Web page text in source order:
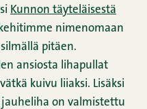
Kunnon täyteläisestä
nimenomaan
pitäen.
ansiosta lihapullat
kuivu liiaksi. Lisäksi
on valmistettu